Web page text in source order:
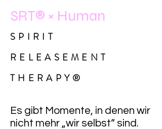
SRT® × Human
SPIRIT
RELEASEMENT
THERAPY ®
Es gibt Momente, in denen wir
nicht mehr „wir selbst“ sind.